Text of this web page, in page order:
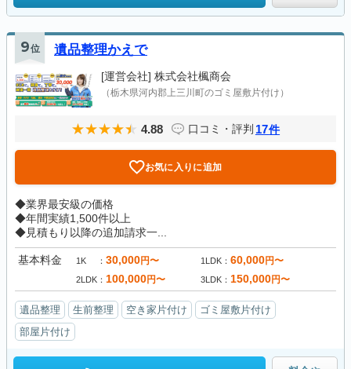
9位 遺品整理かえで
[運営会社] 株式会社楓商会
（栃木県河内郡上三川町のゴミ屋敷片付け）
4.88 口コミ・評判 17件
お気に入りに追加
◆業界最安級の価格
◆年間実績1,500件以上
◆見積もり以降の追加請求一...
基本料金 1K 30,000円〜 1LDK 60,000円〜
2LDK 100,000円〜 3LDK 150,000円〜
遺品整理 生前整理 空き家片付け
ゴミ屋敷片付け
部屋片付け